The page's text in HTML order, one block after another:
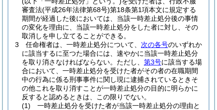
審査法(平成26年法律第68号)第18条第1項本文に規定する
期間が経過した後においては、当該一時差止処分後の事情
の変化を理由に、当該一時差止処分をした者に対し、その
取消しを申し立てることができる。
3
任命権者は、一時差止処分について、 次の各号のいずれか
に該当するに至つた場合には、速やかに当該一時差止処分
を取り消さなければならない。 ただし、 第3号に該当する場
合において、一時差止処分を受けた者がその者の在職期間
中の行為に係る刑事事件に関し現に逮捕されているときそ
の他これを取り消すことが一時差止処分の目的に明らかに
反すると認めるときは、この限りでない。
(1)
一時差止処分を受けた者が当該一時差止処分の理由と